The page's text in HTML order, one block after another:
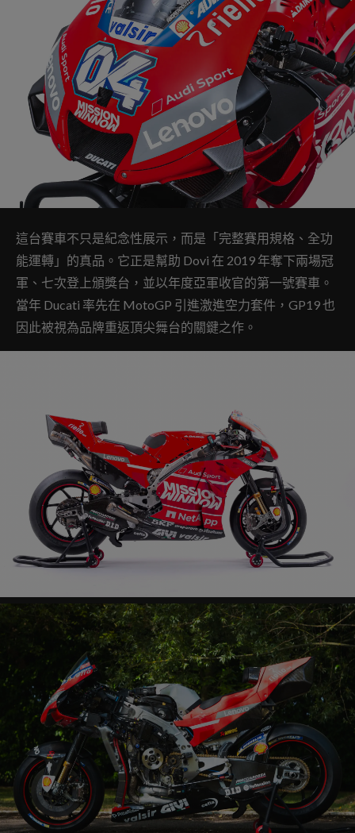
這台賽車不只是紀念性展示，而是「完整賽用規格、全功
能運轉」的真品。它正是幫助 Dovi 在 2019 年奪下兩場冠
軍、七次登上頒獎台，並以年度亞軍收官的第一號賽車。
當年 Ducati 率先在 MotoGP 引進激進空力套件，GP19 也
因此被視為品牌重返頂尖舞台的關鍵之作。